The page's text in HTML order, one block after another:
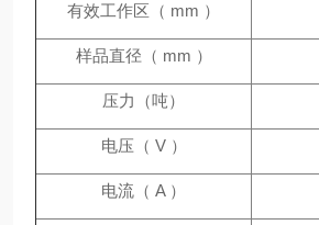
有效工作区（ mm ）
样品直径（ mm ）
压力（吨）
电压（ V ）
电流（ A ）